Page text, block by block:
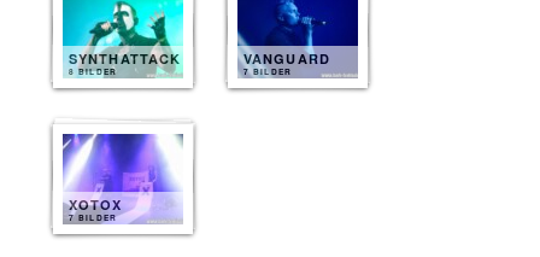
SYNTHATTACK
8 BILDER
VANGUARD
7 BILDER
XOTOX
7 BILDER